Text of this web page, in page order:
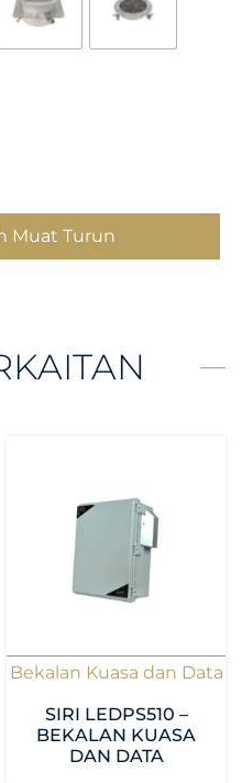
Muat Turun
Bekalan Kuasa dan Data
SIRI LEDPS510 –
BEKALAN KUASA
DAN DATA